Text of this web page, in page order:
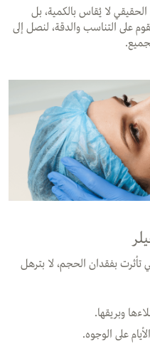
لا يُقاس بالكمية، بل
على التناسب والدقة، لنصل إلى
تأثرت بفقدان الحجم، لا بترهل
وبريقها.
على الوجوه.